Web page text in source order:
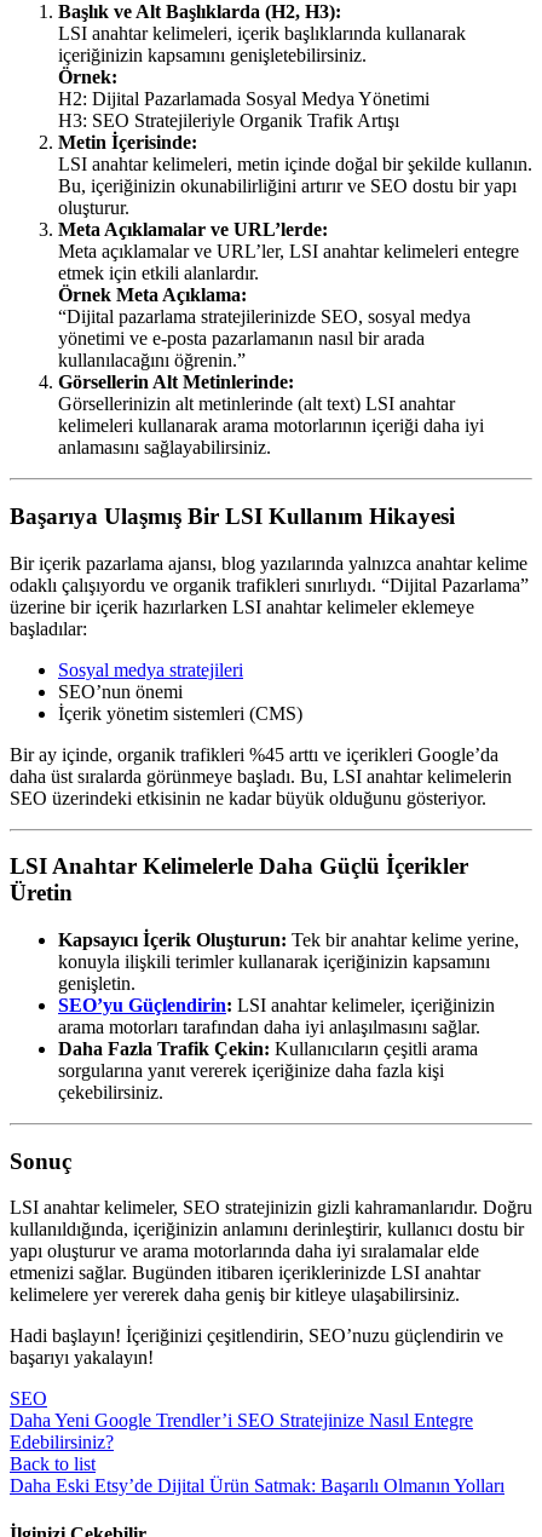
Başlık ve Alt Başlıklarda (H2, H3):
LSI anahtar kelimeleri, içerik başlıklarında kullanarak
içeriğinizin kapsamını genişletebilirsiniz.
Örnek:
H2: Dijital Pazarlamada Sosyal Medya Yönetimi
H3: SEO Stratejileriyle Organik Trafik Artışı
Metin İçerisinde:
LSI anahtar kelimeleri, metin içinde doğal bir şekilde kullanın.
Bu, içeriğinizin okunabilirliğini artırır ve SEO dostu bir yapı
oluşturur.
Meta Açıklamalar ve URL’lerde:
Meta açıklamalar ve URL’ler, LSI anahtar kelimeleri entegre
etmek için etkili alanlardır.
Örnek Meta Açıklama:
“Dijital pazarlama stratejilerinizde SEO, sosyal medya
yönetimi ve e-posta pazarlamanın nasıl bir arada
kullanılacağını öğrenin.”
Görsellerin Alt Metinlerinde:
Görsellerinizin alt metinlerinde (alt text) LSI anahtar
kelimeleri kullanarak arama motorlarının içeriği daha iyi
anlamasını sağlayabilirsiniz.
Başarıya Ulaşmış Bir LSI Kullanım Hikayesi
Bir içerik pazarlama ajansı, blog yazılarında yalnızca anahtar kelime
odaklı çalışıyordu ve organik trafikleri sınırlıydı. “Dijital Pazarlama”
üzerine bir içerik hazırlarken LSI anahtar kelimeler eklemeye
başladılar:
Sosyal medya stratejileri
SEO’nun önemi
İçerik yönetim sistemleri (CMS)
Bir ay içinde, organik trafikleri %45 arttı ve içerikleri Google’da
daha üst sıralarda görünmeye başladı. Bu, LSI anahtar kelimelerin
SEO üzerindeki etkisinin ne kadar büyük olduğunu gösteriyor.
LSI Anahtar Kelimelerle Daha Güçlü İçerikler
Üretin
Kapsayıcı İçerik Oluşturun: Tek bir anahtar kelime yerine,
konuyla ilişkili terimler kullanarak içeriğinizin kapsamını
genişletin.
SEO’yu Güçlendirin: LSI anahtar kelimeler, içeriğinizin
arama motorları tarafından daha iyi anlaşılmasını sağlar.
Daha Fazla Trafik Çekin: Kullanıcıların çeşitli arama
sorgularına yanıt vererek içeriğinize daha fazla kişi
çekebilirsiniz.
Sonuç
LSI anahtar kelimeler, SEO stratejinizin gizli kahramanlarıdır. Doğru
kullanıldığında, içeriğinizin anlamını derinleştirir, kullanıcı dostu bir
yapı oluşturur ve arama motorlarında daha iyi sıralamalar elde
etmenizi sağlar. Bugünden itibaren içeriklerinizde LSI anahtar
kelimelere yer vererek daha geniş bir kitleye ulaşabilirsiniz.
Hadi başlayın! İçeriğinizi çeşitlendirin, SEO’nuzu güçlendirin ve
başarıyı yakalayın!
SEO
Daha Yeni Google Trendler’i SEO Stratejinize Nasıl Entegre
Edebilirsiniz?
Back to list
Daha Eski Etsy’de Dijital Ürün Satmak: Başarılı Olmanın Yolları